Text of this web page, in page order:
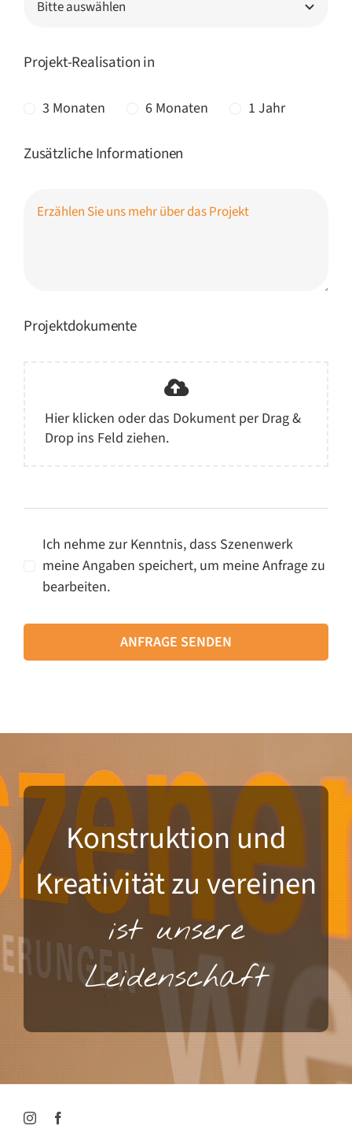
Projekt-Realisation in
3 Monaten 6 Monaten 1 Jahr
Zusätzliche Informationen
Projektdokumente
Hier klicken oder das Dokument per Drag &
Drop ins Feld ziehen.
Ich nehme zur Kenntnis, dass Szenenwerk
meine Angaben speichert, um meine Anfrage zu
bearbeiten.
ANFRAGE SENDEN
Konstruktion und
Kreativität zu vereinen
ist unsere
Leidenschaft